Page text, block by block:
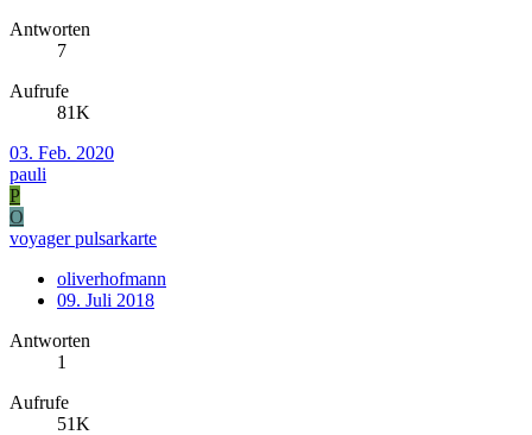
Antworten
7
Aufrufe
81K
03. Feb. 2020
pauli
P
O
voyager pulsarkarte
oliverhofmann
09. Juli 2018
Antworten
1
Aufrufe
51K